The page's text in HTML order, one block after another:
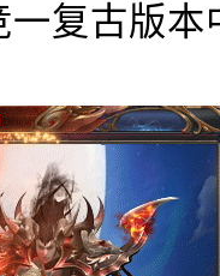
复古版